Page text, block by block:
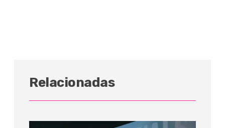
Relacionadas